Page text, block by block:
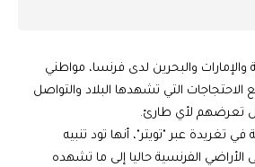
والبحرين لدى فرنسا، مواطني
الاحتجاجات التي تشهدها البلاد والتواصل
تعرضهم لأي طارئ.
تغريدة عبر "تويتر"، أنها تود تنبيه
الأراضي الفرنسية حاليا إلى ما تشهده